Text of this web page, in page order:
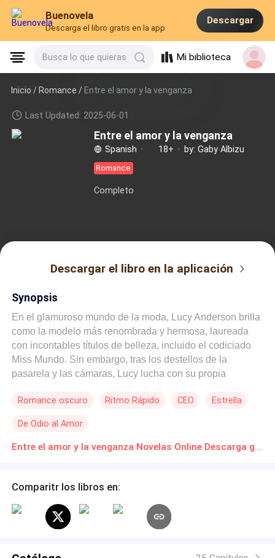
Buenovela
Descarga el libro gratis en la app
Descargar
Busca lo que quieras Mi biblioteca
Inicio /Romance / Entre el amor y la venganza
Last Updated: 2025-06-01
Entre el amor y la venganza
Spanish · 18+ · by: Gaby Albizu
Romance
Completo
Descargar el libro en la aplicación
Synopsis
En el glamuroso mundo de la moda, Lucy Anderson brilla
como la modelo más renombrada y hermosa, laureada
con incontables títulos de belleza, incluido el codiciado
Miss Mundo. Sin embargo, tras los destellos de la
pasarela y las cámaras, Lucy lucha con su propia
invasión implacable de los medios que inventan
esencia. Inconcebible para muchos, detrás de su
apariencia de frivolidad y vacío se esconde "Mama
entrelaza con la de Jerónimo Díaz, un amor adolescente
cuando la madre de Lucy maquina para separarlos.
Jerónimo jura venganza, impulsado por un deseo de
Romance oscuro Ritmo Rápido CEO Estrella
De Odio al Amor
Entre el amor y la venganza Novelas Online Descarga gratuita de PDF
Comparitr los libros en: